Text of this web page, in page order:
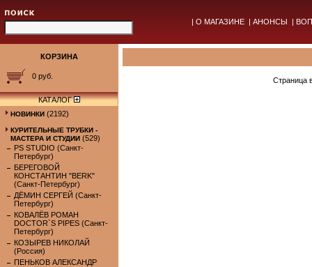
| О МАГАЗИНЕ | АНОНСЫ |
КОРЗИНА
0 руб.
КАТАЛОГ
НОВИНКИ (2192)
КУРИТЕЛЬНЫЕ ТРУБКИ -
МАСТЕРА И СТУДИИ (529)
PS STUDIO (Санкт-
Петербург)
БЕРЕГОВОЙ
КОНСТАНТИН "BERK"
(Санкт-Петербург)
ДЁМИН СЕРГЕЙ (Санкт-
Петербург)
КОВАЛЁВ РОМАН
DOCTOR`S PIPES (Санкт-
Петербург)
КОЗЫРЕВ НИКОЛАЙ
(Россия)
ПЕНЬКОВ АЛЕКСАНДР
Страница